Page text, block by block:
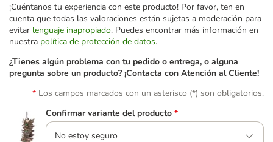
¡Cuéntanos tu experiencia con este producto! Por favor, ten en
cuenta que todas las valoraciones están sujetas a moderación para
evitar lenguaje inapropiado. Puedes encontrar más información en
nuestra política de protección de datos.
¿Tienes algún problema con tu pedido o entrega, o alguna
pregunta sobre un producto? ¡Contacta con Atención al Cliente!
Los campos marcados con un asterisco (*) son obligatorios.
Confirmar variante del producto *
No estoy seguro